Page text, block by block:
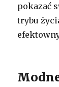
pokazać
trybu